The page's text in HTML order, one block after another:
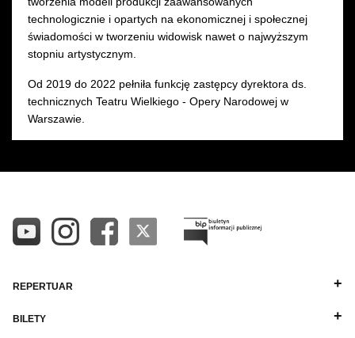
technologicznie i opartych na ekonomicznej i społecznej
świadomości w tworzeniu widowisk nawet o najwyższym
stopniu artystycznym.
Od 2019 do 2022 pełniła funkcję zastępcy dyrektora ds.
technicznych Teatru Wielkiego - Opery Narodowej w
Warszawie.
REPERTUAR
BILETY